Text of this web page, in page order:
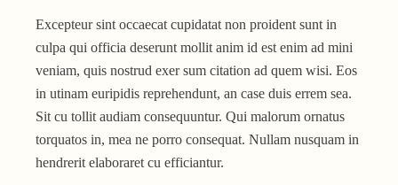
Excepteur sint occaecat cupidatat non proident sunt in
culpa qui officia deserunt mollit anim id est enim ad mini
veniam, quis nostrud exer sum citation ad quem wisi. Eos
in utinam euripidis reprehendunt, an case duis errem sea.
Sit cu tollit audiam consequuntur. Qui malorum ornatus
torquatos in, mea ne porro consequat. Nullam nusquam in
hendrerit elaboraret cu efficiantur.